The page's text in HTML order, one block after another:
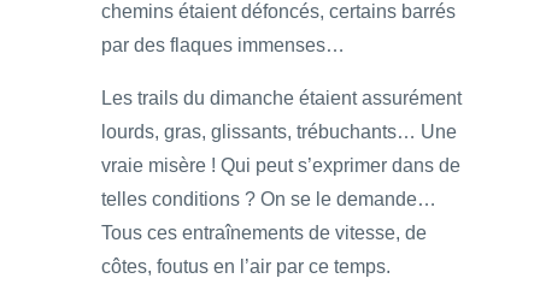
chemins étaient défoncés, certains barrés
par des flaques immenses…
Les trails du dimanche étaient assurément
lourds, gras, glissants, trébuchants… Une
vraie misère ! Qui peut s’exprimer dans de
telles conditions ? On se le demande…
Tous ces entraînements de vitesse, de
côtes, foutus en l’air par ce temps.